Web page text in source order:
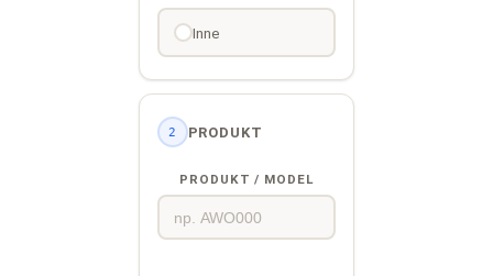
Inne
2 PRODUKT
PRODUKT / MODEL